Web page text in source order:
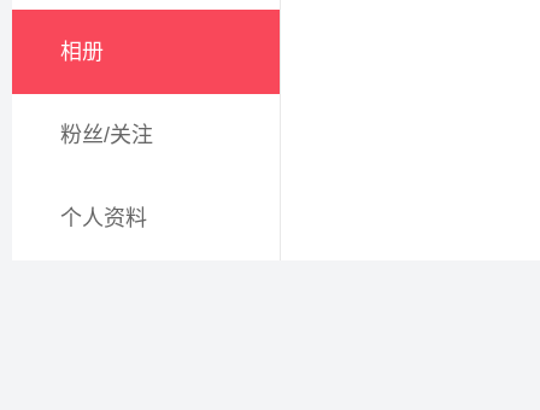
相册
粉丝/关注
个人资料